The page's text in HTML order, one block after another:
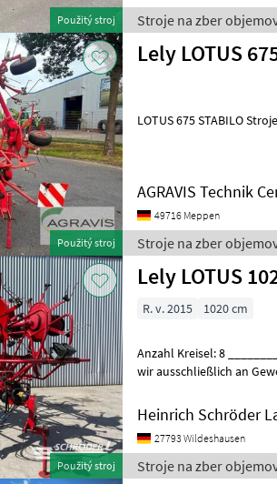
Použitý stroj Stroje na zber
Použitý stroj
Lely LOTUS
LOTUS
AGRAVIS Technik
49716 Meppen
Stroje na zber
Použitý stroj
Lely LOTUS
R. v. 2015 1020 cm
Anzahl Kreisel: 8
wir ausschließlich an
Heinrich Schröder
27793 Wildeshausen
Stroje na zber